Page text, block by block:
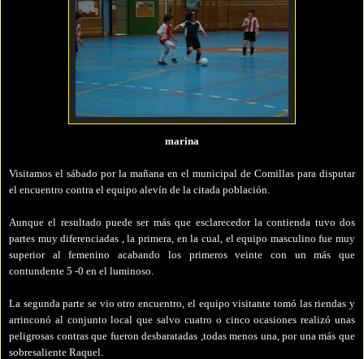
marina
Visitamos el sábado por la mañana en el municipal de Comillas para disputar
el encuentro contra el equipo alevín de la citada población.
Aunque el resultado puede ser más que esclarecedor la contienda tuvo dos
partes muy diferenciadas , la primera, en la cual, el equipo masculino fue muy
superior al femenino acabando los primeros veinte con un más que
contundente 5 -0 en el luminoso.
La segunda parte se vio otro encuentro, el equipo visitante tomó las riendas y
arrinconó al conjunto local que salvo cuatro o cinco ocasiones realizó unas
peligrosas contras que fueron desbaratadas ,todas menos una, por una más que
sobresaliente Raquel.